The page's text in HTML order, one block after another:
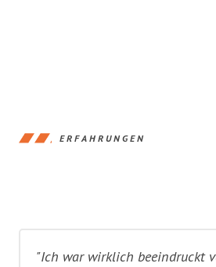
ERFAHRUNGEN
"Ich war wirklich beeindruckt